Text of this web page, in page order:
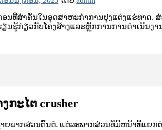
ທີ່ສໍາຄັນໃນອຸດສາຫະກໍາການປຸງແຕ່ງແຮ່ທາດ. ສ່
ຽນຮູ້ກ່ຽວກັບໂຄງສ້າງແລະຫຼັກການການດໍາເນີນງ
ກະໄຕ crusher
າຍພາກສ່ວນຕົ້ນຕໍ. ແຕ່​ລະ​ພາກ​ສ່ວນ​ທີ່​ມີ​ຫນ້າ​ທີ່​ແຍ